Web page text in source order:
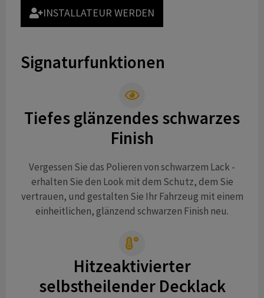
INSTALLATEUR WERDEN
Signaturfunktionen
Tiefes glänzendes schwarzes
Finish
Vergessen Sie das Polieren von schwarzem Lack -
erhalten Sie den Look mit dem Schutz, dem Sie
vertrauen, und gestalten Sie Ihr Fahrzeug mit einem
einheitlichen, glänzend schwarzen Finish neu.
Hitzeaktivierter
selbstheilender Decklack